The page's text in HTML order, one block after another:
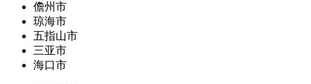
儋州市
琼海市
五指山市
三亚市
海口市